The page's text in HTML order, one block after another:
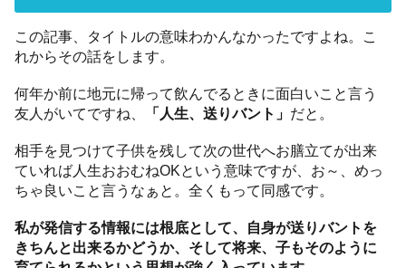
この記事、タイトルの意味わかんなかったですよね。こ
れからその話をします。
何年か前に地元に帰って飲んでるときに面白いこと言う
友人がいてですね、
「人生、送りバント」 だと。
相手を見つけて子供を残して次の世代へお膳立てが出来
ていれば人生おおむねOKという意味ですが、お～、めっ
ちゃ良いこと言うなぁと。全くもって同感です。
私が発信する情報には根底として、自身が送りバントを
きちんと出来るかどうか、そして将来、子もそのように